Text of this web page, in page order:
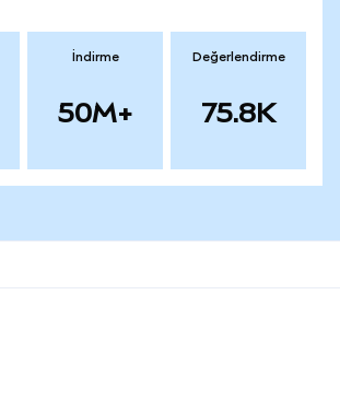
İndirme
50M+
Değerlendirme
75.8K